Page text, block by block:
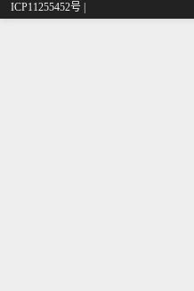
ICP11255452号 |